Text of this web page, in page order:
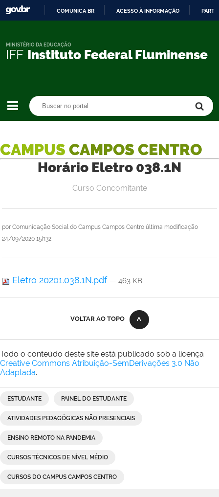
CONTEÚDO
COMUNICA BR ACESSO À INFORMAÇÃO
IFF Instituto Federal Fluminense
MINISTÉRIO DA EDUCAÇÃO
CAMPUS CAMPOS CENTRO
Horário Eletro 038.1N
por Comunicação Social do Campus Campos Centro última modificação
24/09/2020 15h32
Curso Concomitante
Eletro 20201.038.1N.pdf — 463 KB
VOLTAR AO TOPO
Todo o conteúdo deste site está publicado sob a licença
Creative Commons Atribuição-SemDerivações 3.0 Não
Adaptada.
ESTUDANTE PAINEL DO ESTUDANTE
ATIVIDADES PEDAGÓGICAS NÃO PRESENCIAIS
ENSINO REMOTO NA PANDEMIA
CURSOS TÉCNICOS DE NÍVEL MÉDIO
CURSOS DO CAMPUS CAMPOS CENTRO